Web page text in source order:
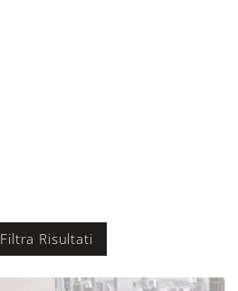
Filtra Risultati